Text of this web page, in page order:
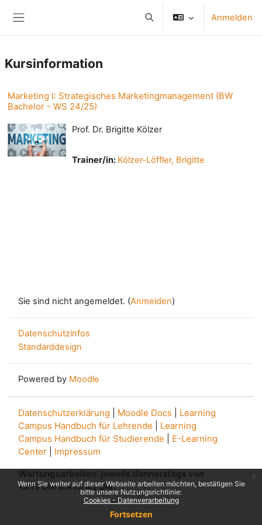
Wenn Sie weiter auf dieser Webseite arbeiten möchten, bestätigen Sie
bitte unsere Nutzungsrichtlinie:
Cookies - Datenverarbeitung
Fortsetzen
Sucheingabe umschalten
Anmelden
Kursinformation
Marketing I: Strategisches Marketingmanagement (BW
Bachelor - WS 24/25)
Prof. Dr. Brigitte Kölzer
Trainer/in: Kölzer-Löffler, Brigitte
Sie sind nicht angemeldet. (Anmelden)
Datenschutzinfos
Standarddesign
Powered by Moodle
Datenschutzerklärung Moodle Docs
Learning
Campus Handbuch für Lehrende
Learning
Campus Handbuch für Studierende
E-Learning
Center
Impressum
Wartungsarbeiten: jeweils donnerstags von
13.15 Uhr bis 13.45 Uhr.